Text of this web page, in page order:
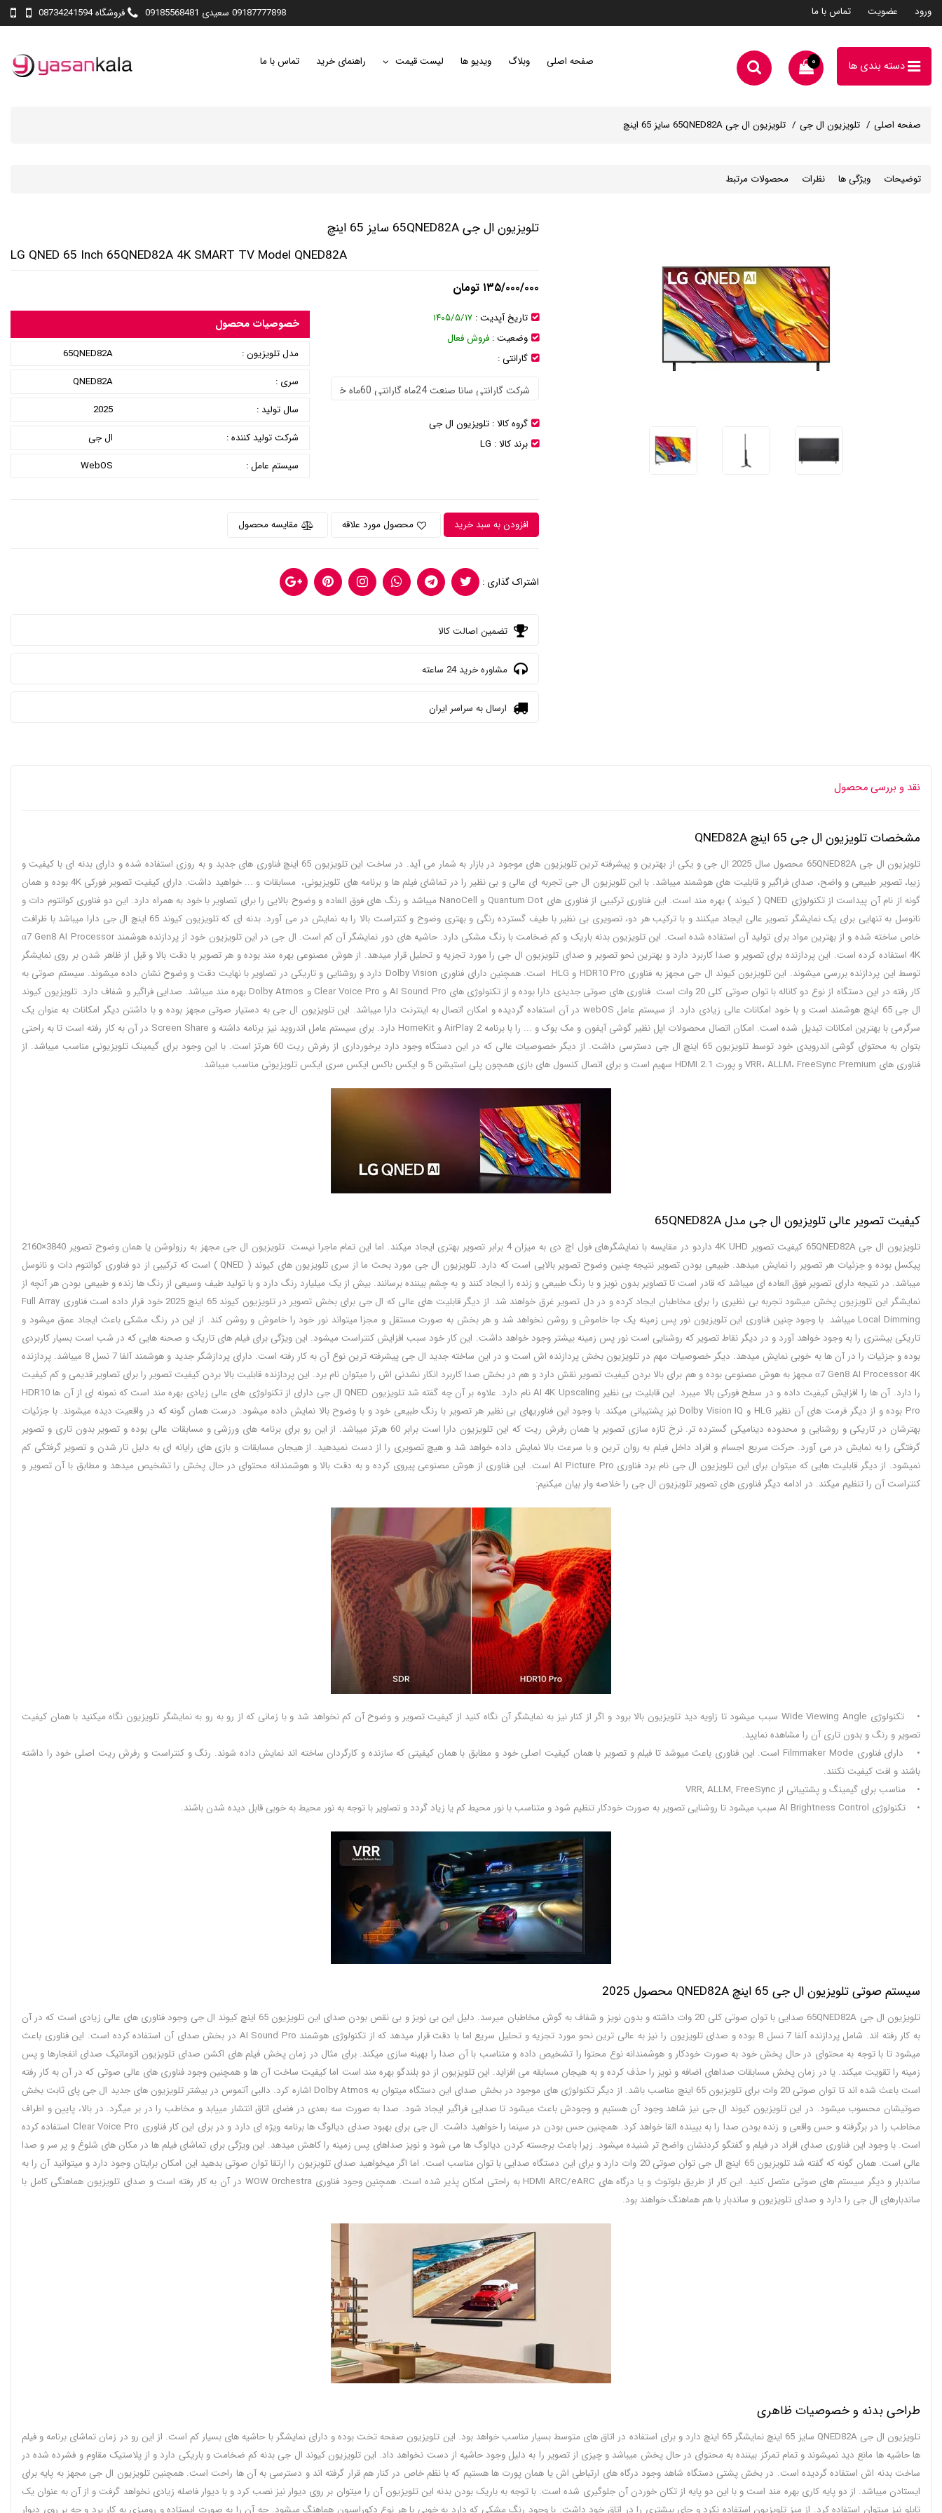
ورود عضویت تماس با ما 09187777898 سعیدی 09185568481 فروشگاه 08734241594
دسته بندی ها ۰ صفحه اصلی وبلاگ ویدیو ها لیست قیمت راهنمای خرید تماس با ما
صفحه اصلی تلویزیون ال جی تلویزیون ال جی 65QNED82A سایز 65 اینچ
توضیحات ویژگی ها نظرات محصولات مرتبط
تلویزیون ال جی 65QNED82A سایز 65 اینچ
LG QNED 65 Inch 65QNED82A 4K SMART TV Model QNED82A
۱۳۵/۰۰۰/۰۰۰ تومان
تاریخ آپدیت : ۱۴۰۵/۵/۱۷
وضعیت : فروش فعال
گارانتی :
گروه کالا : تلویزیون ال جی
برند کالا : LG
خصوصیات محصول
مدل تلویزیون :
65QNED82A
سری :
QNED82A
سال تولید :
2025
شرکت تولید کننده :
ال جی
سیستم عامل :
WebOS
افزودن به سبد خرید محصول مورد علاقه مقایسه محصول
اشتراک گذاری :
تضمین اصالت کالا
مشاوره خرید 24 ساعته
ارسال به سراسر ایران
نقد و بررسی محصول
مشخصات تلویزیون ال جی 65 اینچ QNED82A
تلویزیون ال جی 65QNED82A محصول سال 2025 ال جی و یکی از بهترین و پیشرفته ترین تلویزیون های موجود در بازار به شمار می آید. در ساخت این تلویزیون 65 اینچ فناوری های جدید و به روزی استفاده شده و دارای بدنه ای با کیفیت و
زیبا، تصویر طبیعی و واضح، صدای فراگیر و قابلیت های هوشمند میباشد. با این تلویزیون ال جی تجربه ای عالی و بی نظیر را در تماشای فیلم ها و برنامه های تلویزیونی، مسابقات و ... خواهید داشت. دارای کیفیت تصویر فورکی 4K بوده و همان
گونه از نام آن پیداست از تکنولوژی QNED ( کیوند ) بهره مند است. این فناوری ترکیبی از فناوری های Quantum Dot و NanoCell میباشد و رنگ های فوق العاده و وضوح بالایی را برای تصاویر با خود به همراه دارد. این دو فناوری کوانتوم دات و
نانوسل به تنهایی برای یک نمایشگر تصویر عالی ایجاد میکنند و با ترکیب هر دو، تصویری بی نظیر با طیف گسترده رنگی و بهتری وضوح و کنتراست بالا را به نمایش در می آورد. بدنه ای که تلویزیون کیوند 65 اینچ ال جی دارا میباشد با ظرافت
خاص ساخته شده و از بهترین مواد برای تولید آن استفاده شده است. این تلویزیون بدنه باریک و کم ضخامت با رنگ مشکی دارد. حاشیه های دور نمایشگر آن کم است. ال جی در این تلویزیون خود از پردازنده هوشمند α7 Gen8 AI Processor
4K استفاده کرده است. این پردازنده برای تصویر و صدا کاربرد دارد و بهترین نحو تصویر و صدای تلویزیون ال جی را مورد تجزیه و تحلیل قرار میدهد. از هوش مصنوعی بهره مند بوده و هر تصویر با دقت بالا و قبل از ظاهر شدن بر روی نمایشگر
توسط این پردازنده بررسی میشوند. این تلویزیون کیوند ال جی مجهز به فناوری HDR10 Pro و HLG است. همچنین دارای فناوری Dolby Vision دارد و روشنایی و تاریکی در تصاویر با نهایت دقت و وضوح نشان داده میشوند. سیستم صوتی به
کار رفته در این دستگاه از نوع دو کاناله با توان صوتی کلی 20 وات است. فناوری های صوتی جدیدی دارا بوده و از تکنولوژی های AI Sound Pro و Clear Voice Pro و Dolby Atmos بهره مند میباشد. صدایی فراگیر و شفاف دارد. تلویزیون کیوند
ال جی 65 اینچ هوشمند است و با خود امکانات عالی زیادی دارد. از سیستم عامل webOS در آن استفاده گردیده و امکان اتصال به اینترنت دارا میباشد. این تلویزیون ال جی به دستیار صوتی مجهز بوده و با داشتن دیگر امکانات به عنوان یک
سرگرمی با بهترین امکانات تبدیل شده است. امکان اتصال محصولات اپل نظیر گوشی آیفون و مک بوک و ... را با برنامه AirPlay 2 و HomeKit دارد. برای سیستم عامل اندروید نیز برنامه داشته و Screen Share در آن به کار رفته است تا به راحتی
بتوان به محتوای گوشی اندرویدی خود توسط تلویزیون 65 اینچ ال جی دسترسی داشت. از دیگر خصوصیات عالی که در این دستگاه وجود دارد برخورداری از رفرش ریت 60 هرتز است. با این وجود برای گیمینک تلویزیونی مناسب میباشد. از
فناوری های VRR، ALLM، FreeSync Premium و پورت HDMI 2.1 سهیم است و برای اتصال کنسول های بازی همچون پلی استیشن 5 و ایکس باکس ایکس سری ایکس تلویزیونی مناسب میباشد.
کیفیت تصویر عالی تلویزیون ال جی مدل 65QNED82A
تلویزیون ال جی 65QNED82A کیفیت تصویر 4K UHD داردو در مقایسه با نمایشگرهای فول اچ دی به میزان 4 برابر تصویر بهتری ایجاد میکند. اما این تمام ماجرا نیست. تلویزیون ال جی مجهز به رزولوشن یا همان وضوح تصویر 3840×2160
پیکسل بوده و جزئیات هر تصویر را نمایش میدهد. طبیعی بودن تصویر نتیجه چنین وضوح تصویر بالایی است که دارد. تلویزیون ال جی مورد بحث ما از سری تلویزیون های کیوند ( QNED ) است که ترکیبی از دو فناوری کوانتوم دات و نانوسل
میباشد. در نتیجه دارای تصویر فوق العاده ای میباشد که قادر است تا تصاویر بدون نویز و با رنگ طبیعی و زنده را ایجاد کنند و به چشم بیننده برسانند. بیش از یک میلیارد رنگ دارد و با تولید طیف وسیعی از رنگ ها زنده و طبیعی بودن هر آنچه از
نمایشگر این تلویزیون پخش میشود تجربه بی نظیری را برای مخاطبان ایجاد کرده و در دل تصویر غرق خواهند شد. از دیگر قابلیت های عالی که ال جی برای بخش تصویر در تلویزیون کیوند 65 اینچ 2025 خود قرار داده است فناوری Full Array
Local Dimming میباشد. با وجود چنین فناوری این تلویزیون نور پس زمینه یک جا خاموش و روشن نخواهد شد و هر بخش به صورت مستقل و مجزا میتواند نور خود را خاموش و روشن کند. از این در رنگ مشکی باعث ایجاد عمق میشود و
تاریکی بیشتری را به وجود خواهد آورد و در دیگر نقاط تصویر که روشنایی است نور پس زمینه بیشتر وجود خواهد داشت. این کار خود سبب افزایش کنتراست میشود. این ویژگی برای فیلم های تاریک و صحنه هایی که در شب است بسیار کاربردی
بوده و جزئیات را در آن ها به خوبی نمایش میدهد. دیگر خصوصیات مهم در تلویزیون بخش پردازنده اش است و در این ساخته جدید ال جی پیشرفته ترین نوع آن به کار رفته است. دارای پردازشگر جدید و هوشمند آلفا 7 نسل 8 میباشد. پردازنده
α7 Gen8 AI Processor 4K مجهز به هوش مصنوعی بوده و هم برای بالا بردن کیفیت تصویر نقش دارد و هم در بخش صدا کاربرد انکار نشدنی اش را میتوان نام برد. این پردازنده قابلیت بالا بردن کیفیت تصویر را برای تصاویر قدیمی و کم کیفیت
را دارد. آن ها را افزایش کیفیت داده و در سطح فورکی بالا میبرد. این قابلیت بی نظیر AI 4K Upscaling نام دارد. علاوه بر آن چه گفته شد تلویزیون QNED ال جی دارای از تکنولوژی های عالی زیادی بهره مند است که نمونه ای از آن ها HDR10
Pro بوده و از دیگر فرمت های آن نظیر HLG و Dolby Vision IQ نیز پشتیبانی میکند. با وجود این فناوریهای بی نظیر هر تصویر با رنگ طبیعی خود و با وضوح بالا نمایش داده میشود. درست همان گونه که در واقعیت دیده میشوند. با جزئیات
بهترشان در تاریکی و روشنایی و محدوده دینامیکی گسترده تر. نرخ تازه سازی تصویر یا همان رفرش ریت که این تلویزیون دارا است برابر 60 هرتز میباشد. از این رو برای برنامه های ورزشی و مسابقات عالی بوده و تصویر بدون تاری و تصویر
گرفتگی را به نمایش در می آورد. حرکت سریع اجسام و افراد داخل فیلم به روان ترین و با سرعت بالا نمایش داده خواهد شد و هیچ تصویری را از دست نمیدهید. از هیجان مسابقات و بازی های رایانه ای به دلیل تار شدن و تصویر گرفتگی کم
نمیشود. از دیگر قابلیت هایی که میتوان برای این تلویزیون ال جی نام برد فناوری AI Picture Pro است. این فناوری از هوش مصنوعی پیروی کرده و به دقت بالا و هوشمندانه محتوای در حال پخش را تشخیص میدهد و مطابق با آن تصویر و
کنتراست آن را تنظیم میکند. در ادامه دیگر فناوری های تصویر تلویزیون ال جی را خلاصه وار بیان میکنیم:
• تکنولوژی Wide Viewing Angle سبب میشود تا زاویه دید تلویزیون بالا برود و اگر از کنار نیز به نمایشگر آن نگاه کنید از کیفیت تصویر و وضوح آن کم نخواهد شد و با زمانی که از رو به رو به نمایشگر تلویزیون نگاه میکنید با همان کیفیت
تصویر و رنگ و بدون تاری آن را مشاهده نمایید.
• دارای فناوری Filmmaker Mode است. این فناوری باعث میوشد تا فیلم و تصویر با همان کیفیت اصلی خود و مطابق با همان کیفیتی که سازنده و کارگردان ساخته اند نمایش داده شوند. رنگ و کنتراست و رفرش ریت اصلی خود را داشته
باشند و افت کیفیت نکنند.
• مناسب برای گیمینگ و پشتیبانی از VRR, ALLM, FreeSync
• تکنولوژی AI Brightness Control سبب میشود تا روشنایی تصویر به صورت خودکار تنظیم شود و متناسب با نور محیط کم یا زیاد گردد و تصاویر با توجه به نور محیط به خوبی قابل دیده شدن باشند.
سیستم صوتی تلویزیون ال جی 65 اینچ QNED82A محصول 2025
تلویزیون ال جی 65QNED82A صدایی با توان صوتی کلی 20 وات داشته و بدون نویز و شفاف به گوش مخاطبان میرسد. دلیل این بی نویز و بی نقص بودن صدای این تلویزیون 65 اینچ کیوند ال جی وجود فناوری های عالی زیادی است که در آن
به کار رفته اند. شامل پردازنده آلفا 7 نسل 8 بوده و صدای تلویزیون را نیز به عالی ترین نحو مورد تجزیه و تحلیل سریع اما با دقت قرار میدهد که از تکنولوژی هوشمند AI Sound Pro در بخش صدای آن استفاده کرده است. این فناوری باعث
میشود تا با توجه به محتوای در حال پخش خود به صورت خودکار و هوشمندانه نوع محتوا را تشخیص داده و متناسب با آن صدا را بهینه سازی میکند. برای مثال در زمان پخش فیلم های اکشن صدای تلویزیون اتوماتیک صدای انفجارها و پس
زمینه را تقویت میکند. یا در زمان پخش مسابقات صداهای اضافه و نویز را حذف کرده و به هیجان مسابقه می افزاید. این تلویزیون از دو بلندگو بهره مند است اما کیفیت ساخت آن ها و همچنین وجود فناوری های عالی صوتی که در آن به کار رفته
است باعث شده اند تا توان صوتی 20 وات برای تلویزیون 65 اینچ مناسب باشد. از دیگر تکنولوژی های موجود در بخش صدای این دستگاه میتوان به Dolby Atmos اشاره کرد. دالبی آتموس در بیشتر تلویزیون های جدید ال جی پای ثابت بخش
صوتیشان محسوب میشود. در این تلویزیون کیوند ال جی نیز شاهد وجود آن هستیم و وجودش باعث میشود تا صدایی فراگیر ایجاد شود. صدا به صورت سه بعدی در فضای اتاق انتشار مییابد و مخاطب را در بر میگرد. در بالا، پایین و اطراف
مخاطب را در برگرفته و حس واقعی و زنده بودن صدا را به بیینده القا خواهد کرد. همچنین حس بودن در سینما را خواهید داشت. ال جی برای بهبود صدای دیالوگ ها برنامه ویژه ای دارد و در برای این کار فناوری Clear Voice Pro استفاده کرده
است. با وجود این فناوری صدای افراد در فیلم و گفتگو کردنشان واضح تر شنیده میشود. زیرا باعث برجسته کردن دیالوگ ها می شود و نویز صداهای پس زمینه را کاهش میدهد. این ویژگی برای تماشای فیلم ها در مکان های شلوغ و پر سر و صدا
عالی است. همان گونه که گفته شد تلویزیون 65 اینچ ال جی توان صوتی 20 وات دارد و برای این دستگاه صدایی با توان مناسب است. اما اگر میخواهید صدای تلویزیون را ارتقا توان صوتی بدهید این امکان برایتان وجود دارد و میتوانید آن را به
ساندبار و دیگر سیستم های صوتی متصل کنید. این کار از طریق بلوتوث و یا درگاه های HDMI ARC/eARC به راحتی امکان پذیر شده است. همچنین وجود فناوری WOW Orchestra در آن به کار رفته است و صدای تلویزیون هماهنگی کامل با
ساندبارهای ال جی را دارد و صدای تلویزیون و ساندبار با هم هماهنگ خواهند بود.
طراحی بدنه و خصوصیات ظاهری
تلویزیون ال جی QNED82A سایز 65 اینچ نمایشگر 65 اینچ دارد و برای استفاده در اتاق های متوسط بسیار مناسب خواهد بود. این تلویزیون صفحه تخت بوده و دارای نمایشگر با حاشیه های بسیار کم است. از این رو در زمان تماشای برنامه و فیلم
ها حاشیه ها مانع دید نمیشوند و تمام تمرکز بیننده به محتوای در حال پخش میباشد و چیزی از تصویر را به دلیل وجود حاشیه از دست نخواهد داد. این تلویزیون کیوند ال جی بدنه کم ضخامت و باریکی دارد و از پلاستیک مقاوم و فشرده شده در
ساخت بدنه اش استفاده گردیده است. در بخش پشتی دستگاه شاهد وجود درگاه های ارتباطی اش یا همان پورت ها هستیم که با نظم خاص در کنار هم قرار گرفته اند و دسترسی به آن ها راحت است. همچنین تلویزیون ال جی مجهز به پایه برای
ایستادن میباشد. از دو پایه کاری بهره مند است و با این دو پایه از تکان خوردن آن جلوگیری شده است. با توجه به باریک بودن بدنه این تلویزیون آن را میتوان بر روی دیوار نیز نصب کرد و با دیوار فاصله زیادی نخواهد گرفت و از آن به عنوان یک
تابلو نیز میتوان استفاده کرد. از میز تلویزیون استفاده نکرد و جای بیشتری را در اتاق خود داشت. با وجود رنگ مشکی که دارد به خوبی با هر نوع دکوراسیون هماهنگ میشود. چه آن را به صورت ایستاده و رومیزی به کار برد و چه بر روی دیوار